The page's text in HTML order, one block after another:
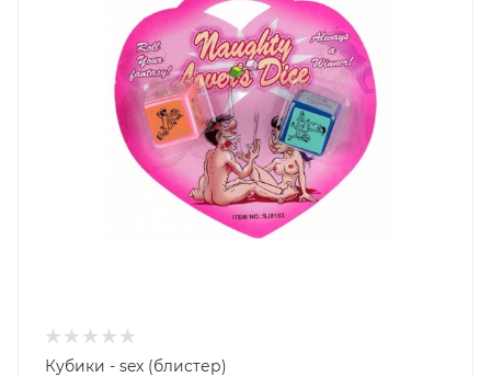
Кубики - sex (блистер)